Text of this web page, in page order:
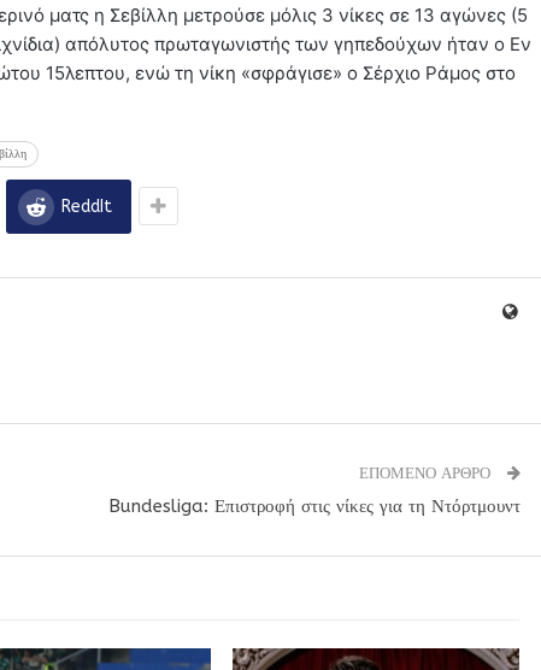
ματς η Σεβίλλη μετρούσε μόλις 3 νίκες σε 13 αγώνες (5
απόλυτος πρωταγωνιστής των γηπεδούχων ήταν ο Εν
15λεπτου, ενώ τη νίκη «σφράγισε» ο Σέρχιο Ράμος στο
ReddIt
ΕΠΟΜΕΝΟ ΑΡΘΡΟ
Bundesliga: Επιστροφή στις νίκες για τη Ντόρτμουντ